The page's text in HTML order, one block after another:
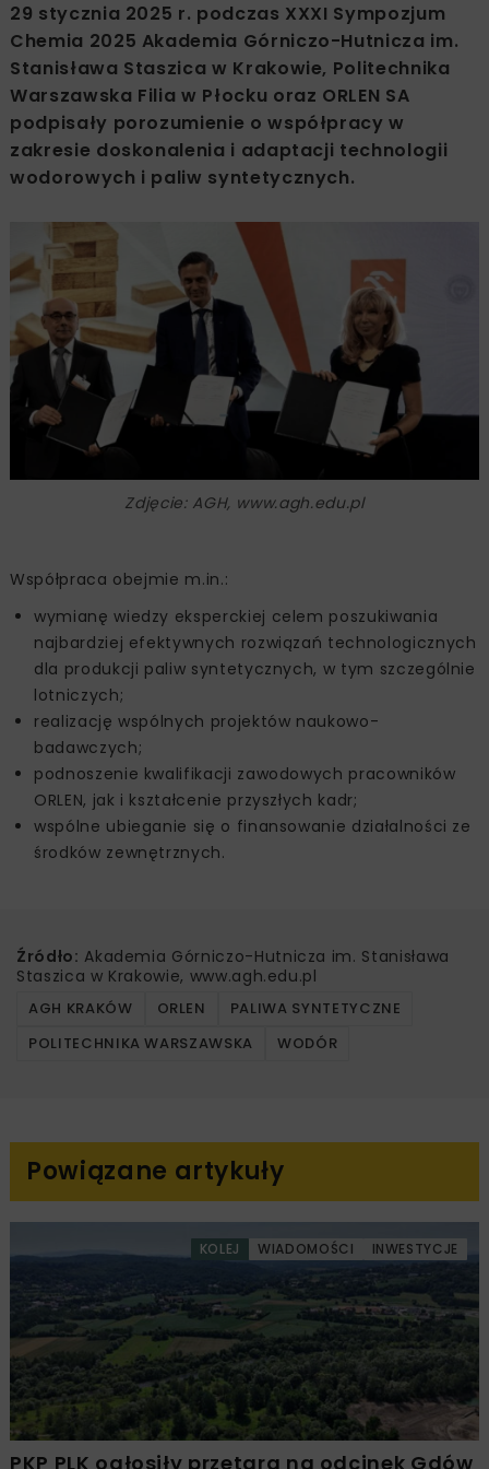
29 stycznia 2025 r. podczas XXXI Sympozjum
Chemia 2025 Akademia Górniczo-Hutnicza im.
Stanisława Staszica w Krakowie, Politechnika
Warszawska Filia w Płocku oraz ORLEN SA
podpisały porozumienie o współpracy w
zakresie doskonalenia i adaptacji technologii
wodorowych i paliw syntetycznych.
Zdjęcie: AGH, www.agh.edu.pl
Współpraca obejmie m.in.:
wymianę wiedzy eksperckiej celem poszukiwania
najbardziej efektywnych rozwiązań technologicznych
dla produkcji paliw syntetycznych, w tym szczególnie
lotniczych;
realizację wspólnych projektów naukowo-
badawczych;
podnoszenie kwalifikacji zawodowych pracowników
ORLEN, jak i kształcenie przyszłych kadr;
wspólne ubieganie się o finansowanie działalności ze
środków zewnętrznych.
Źródło: Akademia Górniczo-Hutnicza im. Stanisława
Staszica w Krakowie, www.agh.edu.pl
AGH KRAKÓW ORLEN
PALIWA SYNTETYCZNE
POLITECHNIKA WARSZAWSKA
WODÓR
Powiązane artykuły
KOLEJ WIADOMOŚCI INWESTYCJE
PKP PLK ogłosiły przetarg na odcinek Gdów